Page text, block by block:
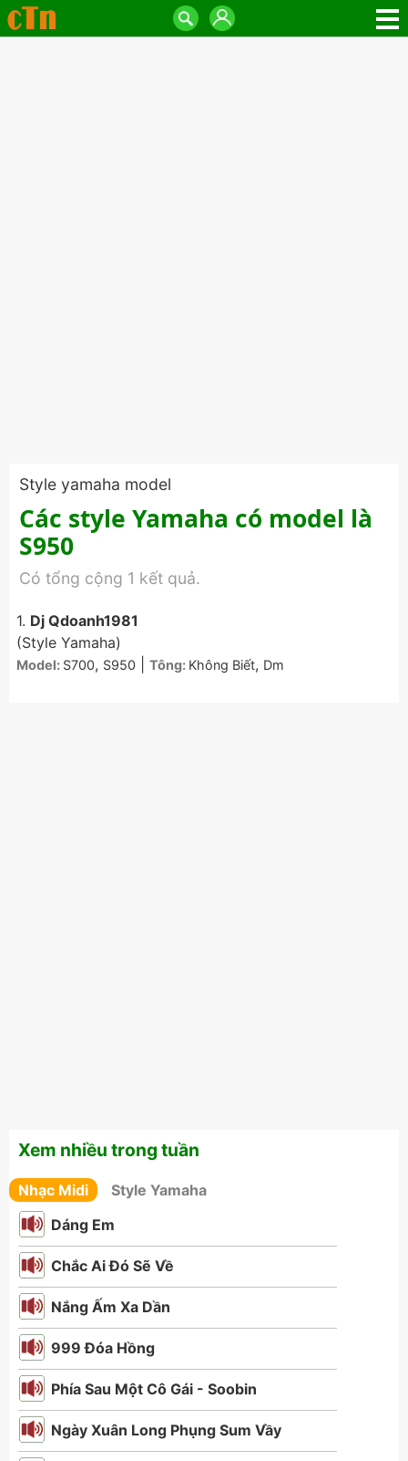
Style yamaha model
Các style Yamaha có model là
S950
Có tổng cộng 1 kết quả.
1. Dj Qdoanh1981
(Style Yamaha)
Model: S700, S950 Tông: Không Biết, Dm
Xem nhiều trong tuần
Nhạc Midi
Style Yamaha
Dáng Em
Chắc Ai Đó Sẽ Về
Nắng Ấm Xa Dần
999 Đóa Hồng
Phía Sau Một Cô Gái - Soobin
Ngày Xuân Long Phụng Sum Vầy